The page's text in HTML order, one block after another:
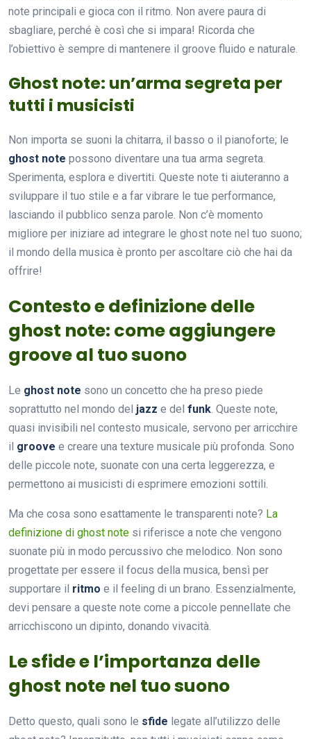
note principali e gioca con il ritmo. Non avere paura di
sbagliare, perché è così che si impara! Ricorda che
l’obiettivo è sempre di mantenere il groove fluido e naturale.
Ghost note: un’arma segreta per
tutti i musicisti
Non importa se suoni la chitarra, il basso o il pianoforte; le
ghost note possono diventare una tua arma segreta.
Sperimenta, esplora e divertiti. Queste note ti aiuteranno a
sviluppare il tuo stile e a far vibrare le tue performance,
lasciando il pubblico senza parole. Non c’è momento
migliore per iniziare ad integrare le ghost note nel tuo suono;
il mondo della musica è pronto per ascoltare ciò che hai da
offrire!
Contesto e definizione delle
ghost note: come aggiungere
groove al tuo suono
Le ghost note sono un concetto che ha preso piede
soprattutto nel mondo del jazz e del funk. Queste note,
quasi invisibili nel contesto musicale, servono per arricchire
il groove e creare una texture musicale più profonda. Sono
delle piccole note, suonate con una certa leggerezza, e
permettono ai musicisti di esprimere emozioni sottili.
Ma che cosa sono esattamente le transparenti note? La
definizione di ghost note si riferisce a note che vengono
suonate più in modo percussivo che melodico. Non sono
progettate per essere il focus della musica, bensì per
supportare il ritmo e il feeling di un brano. Essenzialmente,
devi pensare a queste note come a piccole pennellate che
arricchiscono un dipinto, donando vivacità.
Le sfide e l’importanza delle
ghost note nel tuo suono
Detto questo, quali sono le sfide legate all’utilizzo delle